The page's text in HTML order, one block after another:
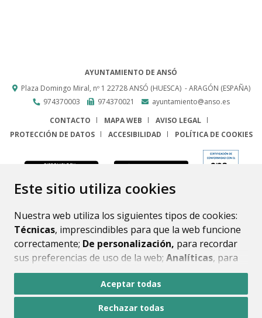
Este sitio utiliza cookies
Nuestra web utiliza los siguientes tipos de cookies:
Técnicas, imprescindibles para que la web funcione
correctamente; De personalización, para recordar
sus preferencias de uso de la web; Analíticas, para
mejorar el funcionamiento de la web y sus servicios.
Si acepta pulsando el botón“Aceptar todas”
consideramos que acepta su uso. Si pulsa el botón
Aceptar todas
Rechazar todas
AYUNTAMIENTO DE ANSÓ
Plaza Domingo Miral, nº 1 22728 ANSÓ (HUESCA) - ARAGÓN (ESPAÑA)
974370003
974370021
ayuntamiento@anso.es
CONTACTO
MAPA WEB
AVISO LEGAL
PROTECCIÓN DE DATOS
ACCESIBILIDAD POLÍTICA DE COOKIES